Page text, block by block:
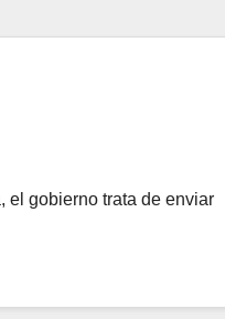
el gobierno trata de enviar